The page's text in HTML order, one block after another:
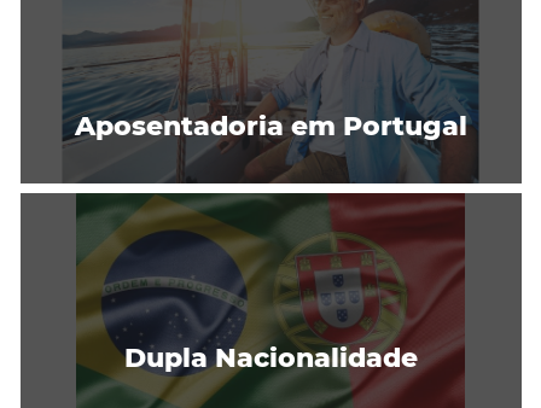
Aposentadoria em Portugal
Dupla Nacionalidade